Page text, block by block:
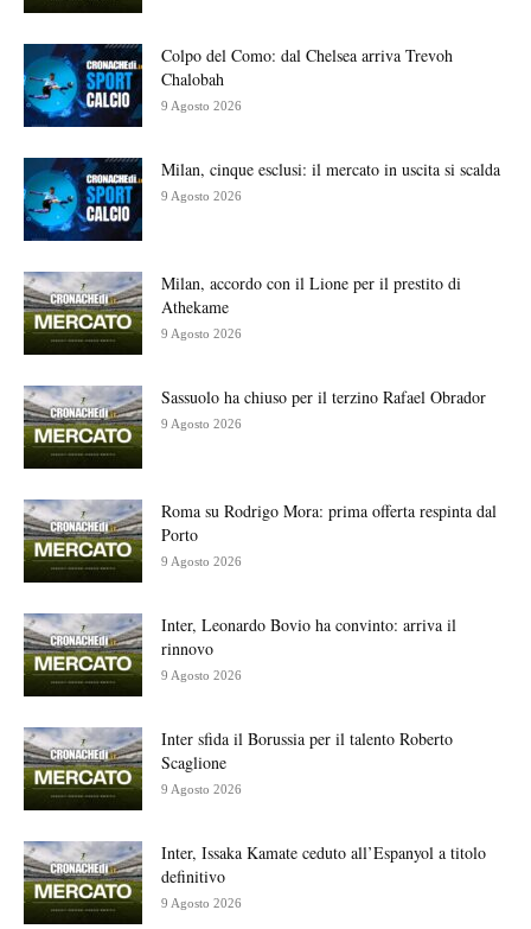
Colpo del Como: dal Chelsea arriva Trevoh
Chalobah
9 Agosto 2026
Milan, cinque esclusi: il mercato in uscita si scalda
9 Agosto 2026
Milan, accordo con il Lione per il prestito di
Athekame
9 Agosto 2026
Sassuolo ha chiuso per il terzino Rafael Obrador
9 Agosto 2026
Roma su Rodrigo Mora: prima offerta respinta dal
Porto
9 Agosto 2026
Inter, Leonardo Bovio ha convinto: arriva il
rinnovo
9 Agosto 2026
Inter sfida il Borussia per il talento Roberto
Scaglione
9 Agosto 2026
Inter, Issaka Kamate ceduto all’Espanyol a titolo
definitivo
9 Agosto 2026